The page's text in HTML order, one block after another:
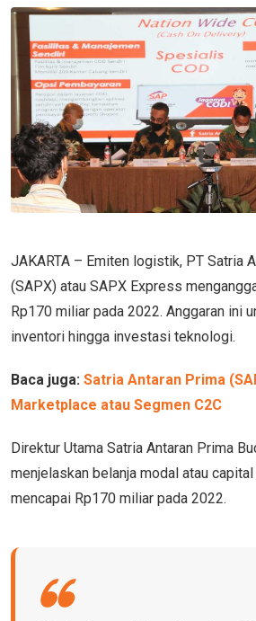
Email
JAKARTA – Emiten logistik, PT Satria
(SAPX) atau SAPX Express
Rp170 miliar pada 2022. Anggaran ini
inventori hingga investasi teknologi.
Baca juga: Satria Antaran Prima
Marketplace atau Segmen C2C
Direktur Utama Satria Antaran Prima
menjelaskan belanja modal atau
mencapai Rp170 miliar pada 2022.